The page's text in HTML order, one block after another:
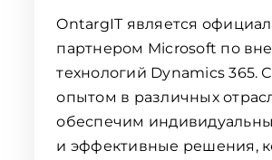
OntargIT является
партнером Microsoft по
технологий Dynamics 365.
опытом в различных
обеспечим
и эффективные решения,